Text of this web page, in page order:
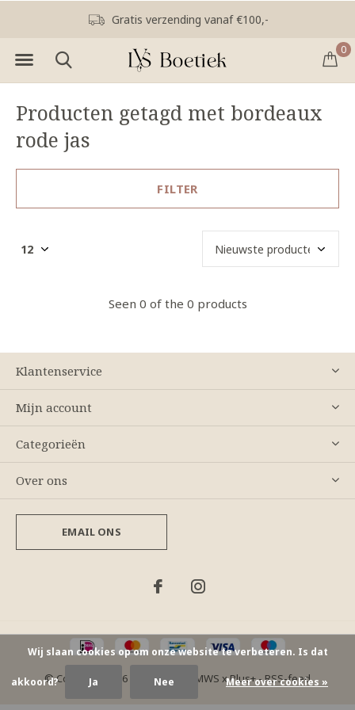
0
Gratis verzending vanaf €100,-
Producten getagd met bordeaux
rode jas
FILTER
Seen 0 of the 0 products
Klantenservice
Mijn account
Categorieën
Over ons
EMAIL ONS
© Copyright 2026 - Theme By DMWS xPlus+-RSS-feed
Wij slaan cookies op om onze website te verbeteren. Is dat
akkoord? Ja Nee Meer over cookies »